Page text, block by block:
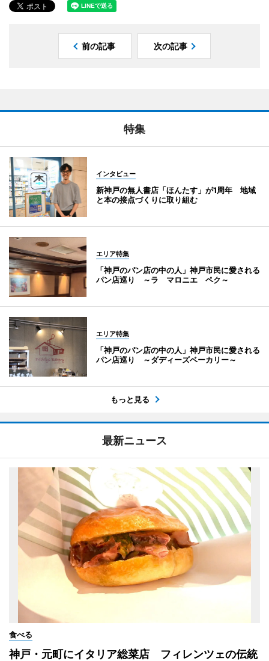
前の記事 次の記事
特集
インタビュー
新神戸の無人書店「ほんたす」が1周年 地域
と本の接点づくりに取り組む
エリア特集
「神戸のパン店の中の人」神戸市民に愛される
パン店巡り ～ラ マロニエ ペク～
エリア特集
「神戸のパン店の中の人」神戸市民に愛される
パン店巡り ～ダディーズベーカリー～
もっと見る
最新ニュース
食べる
神戸・元町にイタリア総菜店 フィレンツェの伝統